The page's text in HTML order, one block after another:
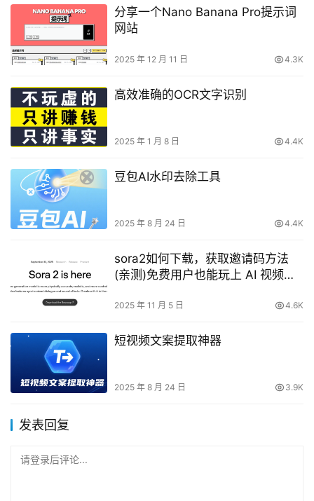
分享一个Nano Banana Pro提示词
网站
2025 年 12 月 11 日 4.3K
高效准确的OCR文字识别
2025 年 1 月 8 日 4.4K
豆包AI水印去除工具​
2025 年 8 月 24 日 4.4K
sora2如何下载，获取邀请码方法
(亲测)免费用户也能玩上 AI 视频生
2025 年 11 月 5 日 4.6K
短视频文案提取神器
2025 年 8 月 24 日 3.9K
发表回复
请登录后评论...